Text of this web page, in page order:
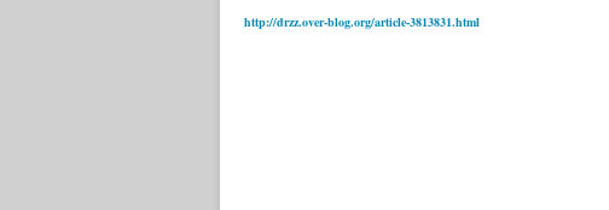
http://drzz.over-blog.org/article-3813831.html